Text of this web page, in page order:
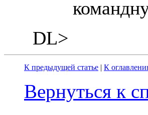
DL>
К предыдущей статье | К
Вернуться к